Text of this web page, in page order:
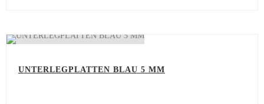
UNTERLEGPLATTEN BLAU 5 MM